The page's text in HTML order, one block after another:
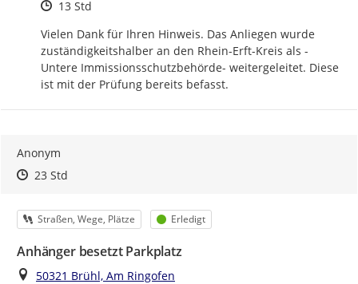
Zeitpunkt des Erstellens
13 Std
Vielen Dank für Ihren Hinweis. Das Anliegen wurde
zuständigkeitshalber an den Rhein-Erft-Kreis als -
Untere Immissionsschutzbehörde- weitergeleitet. Diese
ist mit der Prüfung bereits befasst.
Anonym
Zeitpunkt des Erstellens
Zeitpunkt des Erstellens
23 StdZur Äußerung
Kategorie
Straßen, Wege, Plätze Status
Erledigt
Anhänger besetzt Parkplatz
Ort
50321 Brühl, Am Ringofen